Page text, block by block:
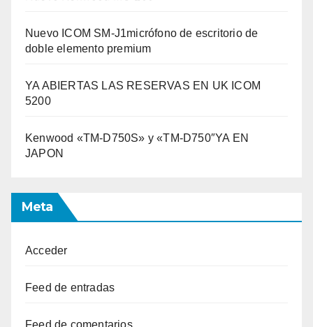
Nuevo ICOM SM-J1micrófono de escritorio de
doble elemento premium
YA ABIERTAS LAS RESERVAS EN UK ICOM
5200
Kenwood «TM-D750S» y «TM-D750″YA EN
JAPON
Meta
Acceder
Feed de entradas
Feed de comentarios